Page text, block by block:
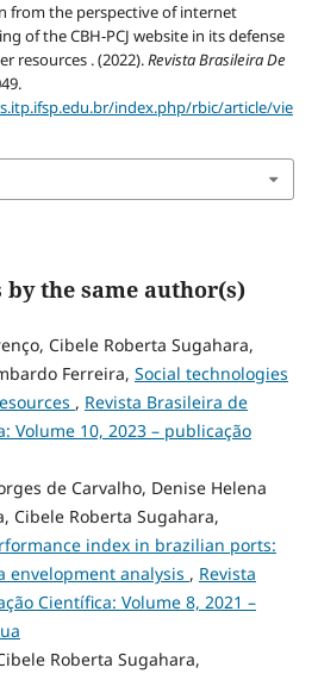
from the perspective of internet
of the CBH-PCJ website in its defense
resources . (2022).Revista Brasileira De
index.php/rbic/article/vie
the same author(s)
Cibele Roberta Sugahara,
Ferreira, Social technologies
, Revista Brasileira de
Volume 10, 2023 – publicação
de Carvalho, Denise Helena
Cibele Roberta Sugahara,
index in brazilian ports:
envelopment analysis , Revista
Científica: Volume 8, 2021 –
Roberta Sugahara,